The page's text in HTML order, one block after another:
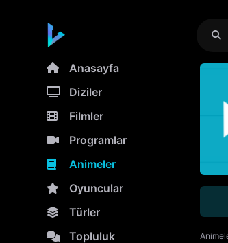
Anasayfa
Diziler
Filmler
Programlar
Animeler
Oyuncular
Türler
Topluluk